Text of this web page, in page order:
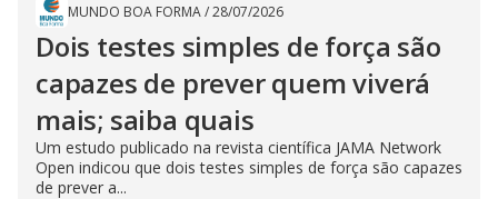
MUNDO BOA FORMA/28/07/2026
Dois testes simples de força são
capazes de prever quem viverá
mais; saiba quais
Um estudo publicado na revista científica JAMA Network
Open indicou que dois testes simples de força são capazes
de prever a...